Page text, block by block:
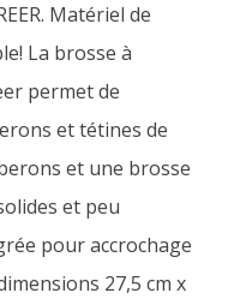
Matériel de
La brosse à
permet de
et tétines de
et une brosse
et peu
pour accrochage
27,5 cm x